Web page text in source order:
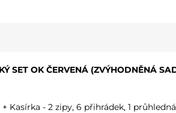
SET OK ČERVENÁ (ZVÝHODNĚNÁ
+ Kasírka - 2 zipy, 6 přihrádek, 1